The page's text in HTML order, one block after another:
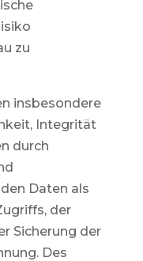
zu
insbesondere
Integrität
durch
Daten als
der
Sicherung der
Des